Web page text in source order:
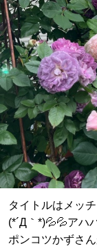
タイトルはメッ
(*´Д｀*)💦💦アハ
ポンコツかずさ